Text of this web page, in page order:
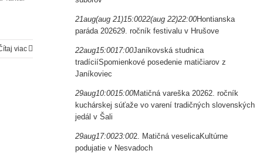
viac
21aug(aug 21)15:0022(aug 22)22:00Hontianska
paráda 202629. ročník festivalu v Hrušove
22aug15:0017:00Janíkovská studnica
tradíciíSpomienkové posedenie matičiarov z
Janíkoviec
29aug10:0015:00Matičná vareška 20262. ročník
kuchárskej súťaže vo varení tradičných slovenských
jedál v Šali
29aug17:0023:002. Matičná veselicaKultúrne
podujatie v Nesvadoch